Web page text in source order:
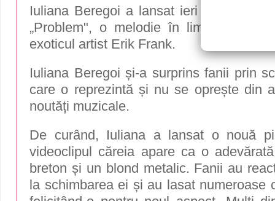
Iuliana Beregoi a lansat ieri cel mai
„Problem", o melodie în limba
exoticul artist Erik Frank.
Iuliana Beregoi și-a surprins fanii prin
care o reprezintă și nu se oprește din
noutăți muzicale.
De curând, Iuliana a lansat o nouă
videoclipul căreia apare ca o
breton și un blond metalic. Fanii au
la schimbarea ei și au lasat numeroase